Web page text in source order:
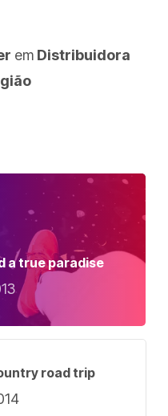
em Distribuidora
a true paradise
road trip